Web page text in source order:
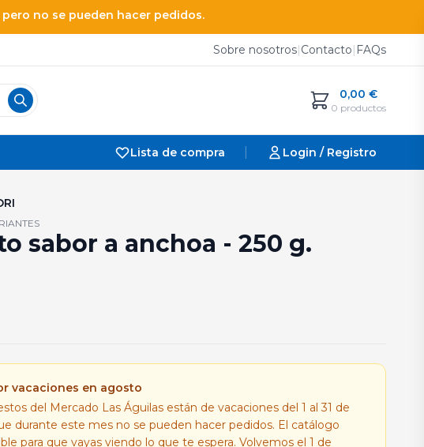
no se pueden hacer pedidos.
Sobre nosotros|Contacto| FAQs
0,00 €
0 productos
Lista de compra Login / Registro
sabor a anchoa - 250 g.
vacaciones en agosto
del Mercado Las Águilas están de vacaciones del 1 al 31 de
durante este mes no se pueden hacer pedidos. El catálogo
para que vayas viendo lo que te espera. Volvemos el 1 de